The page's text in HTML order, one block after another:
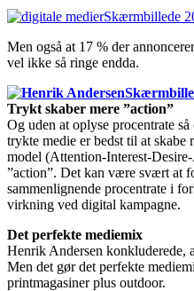
Men også at 17 % der
vel ikke så ringe endda.
Trykt skaber mere ”action”
Og uden at oplyse procentrate
trykte medie er bedst til at
model (Attention-Interest-
”action”. Det kan være svært at
sammenlignende procentrate i
virkning ved digital kampagne.
Det perfekte mediemix
Henrik Andersen konkluderede,
Men det gør det perfekte
printmagasiner plus outdoor.